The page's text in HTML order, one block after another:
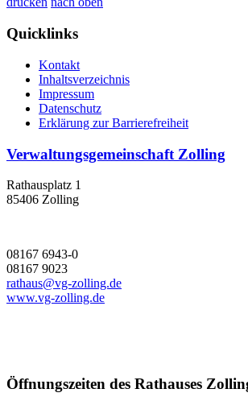
Quicklinks
Kontakt
Inhaltsverzeichnis
Impressum
Datenschutz
Erklärung zur Barrierefreiheit
Verwaltungsgemeinschaft Zolling
Rathausplatz 1
85406 Zolling
08167 6943-0
08167 9023
rathaus@vg-zolling.de
www.vg-zolling.de
Öffnungszeiten des Rathauses